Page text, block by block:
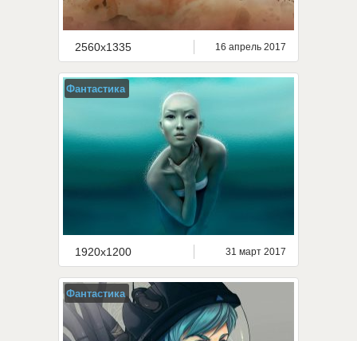
2560x1335 16 апрель 2017
Фантастика
1920x1200 31 март 2017
Фантастика